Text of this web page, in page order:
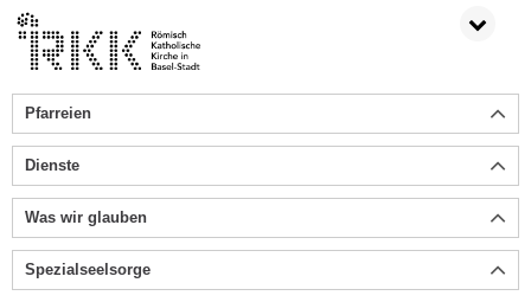
Pfarreien
Dienste
Was wir glauben
Spezialseelsorge